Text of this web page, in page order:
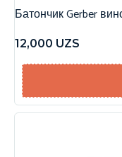
Батончик Gerber
12,000 UZS